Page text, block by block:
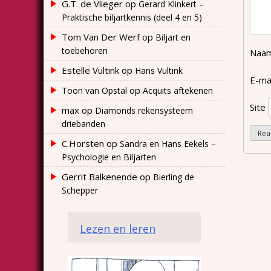
E-
Site
G.T. de Vlieger op Gerard Klinkert –
Praktische biljartkennis (deel 4 en 5)
Tom Van Der Werfop Biljart en
toebehoren
Estelle Vultink op Hans Vultink
Toon van Opstal op Acquits aftekenen
max op Diamonds rekensysteem
driebanden
C.Horsten op Sandra en Hans Eekels –
Psychologie en Biljarten
Gerrit Balkenende op Bierling de
Schepper
Lezen en leren